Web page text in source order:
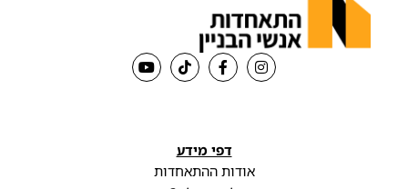
דפי מידע
אודות ההתאחדות